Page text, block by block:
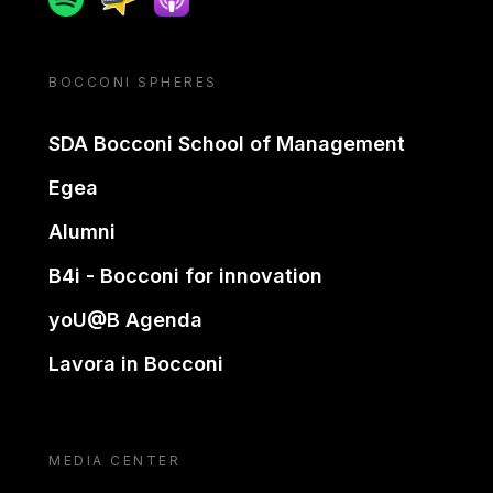
BOCCONI SPHERES
SDA Bocconi School of Management
Egea
Alumni
B4i - Bocconi for innovation
yoU@B Agenda
Lavora in Bocconi
MEDIA CENTER